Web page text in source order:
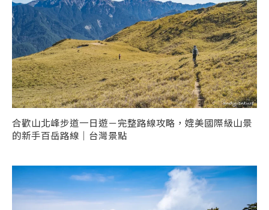
合歡山北峰步道一日遊－完整路線攻略，媲美國際級山景
的新手百岳路線｜台灣景點